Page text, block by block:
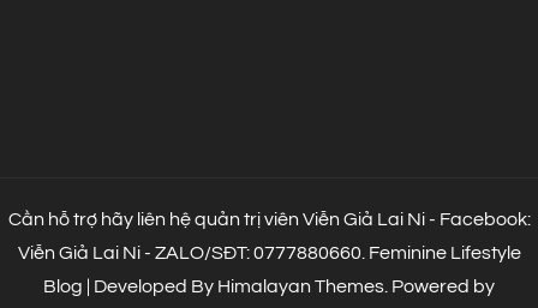
Cần hỗ trợ hãy liên hệ quản trị viên Viễn Giả Lai Ni - Facebook:
Viễn Giả Lai Ni - ZALO/SĐT: 0777880660. Feminine Lifestyle
Blog | Developed By Himalayan Themes Powered by